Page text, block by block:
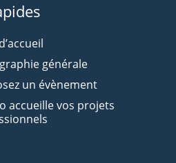
générale
un évènement
accueille vos projets